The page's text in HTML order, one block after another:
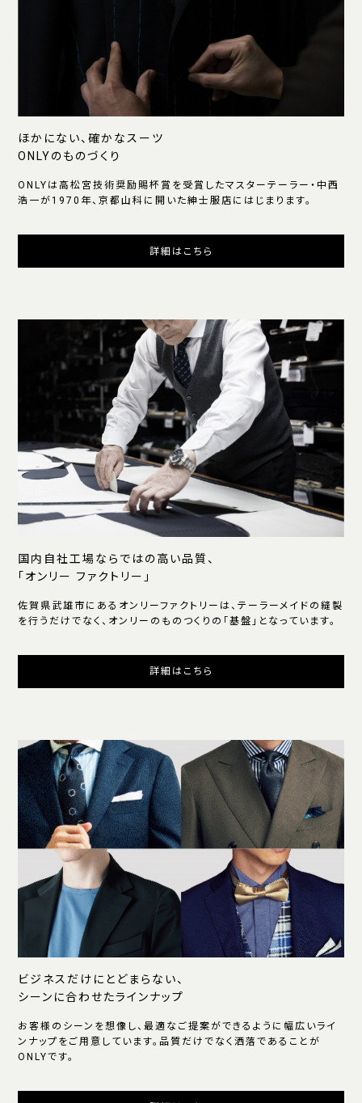
ほかにない、確かなスーツ
ONLYのものづくり
ONLYは高松宮技術奨励賜杯賞を受賞したマスターテーラー・中西
浩一が1970年、京都山科に開いた紳士服店にはじまります。
詳細はこちら
国内自社工場ならではの高い品質、
「オンリー ファクトリー」
佐賀県武雄市にあるオンリーファクトリーは、テーラーメイドの縫製
を行うだけでなく、オンリーのものつくりの「基盤」となっています。
詳細はこちら
ビジネスだけにとどまらない、
シーンに合わせたラインナップ
お客様のシーンを想像し、最適なご提案ができるように幅広いライ
ンナップをご用意しています。品質だけでなく洒落であることが
ONLYです。